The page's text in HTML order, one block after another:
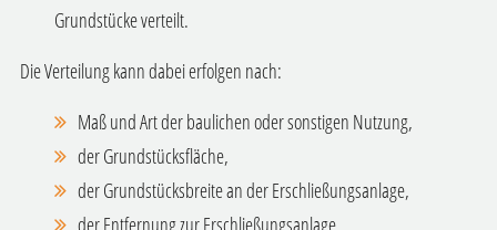
Grundstücke verteilt.
Die Verteilung kann dabei erfolgen nach:
Maß und Art der baulichen oder sonstigen Nutzung,
der Grundstücksfläche,
der Grundstücksbreite an der Erschließungsanlage,
der Entfernung zur Erschließungsanlage